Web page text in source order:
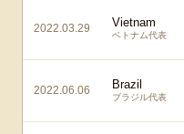
2022.03.29 Vietnam
ベトナム代表
2022.06.06 Brazil
ブラジル代表